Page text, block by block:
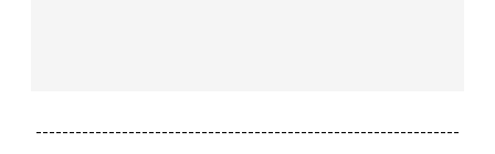
----------------------------------------------------------------